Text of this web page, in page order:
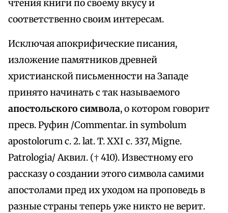
чтения книги по своему вкусу и
соответственно своим интересам.
Исключая апокрифические писания,
изложение памятников древней
христианской письменности на Западе
принято начинать с так называемого
апостольского символа, о котором говорит
пресв. Руфин /Commentar. in symbolum
apostolorum с. 2. lat. T. XXI с. 337, Migne.
Patrologia/ Аквил. († 410). Известному его
рассказу о создании этого символа самими
апостолами пред их уходом на проповедь в
разные страны теперь уже никто не верит.